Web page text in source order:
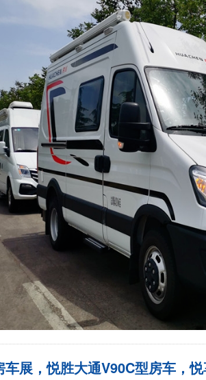
车展，悦胜大通V90C型房车，